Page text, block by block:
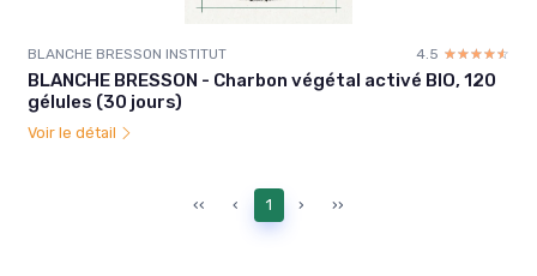
BLANCHE BRESSON INSTITUT 4.5 ☆☆☆☆☆
★★★★★
BLANCHE BRESSON - Charbon végétal activé BIO, 120
gélules (30 jours)
Voir le détail
‹‹ ‹ 1 › ››